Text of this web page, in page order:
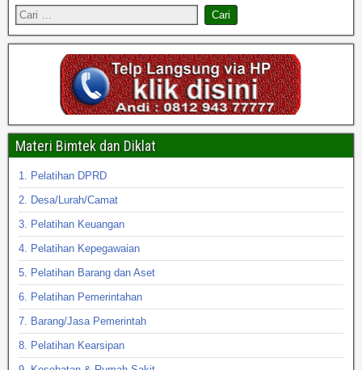
Materi Bimtek dan Diklat
1. Pelatihan DPRD
2. Desa/Lurah/Camat
3. Pelatihan Keuangan
4. Pelatihan Kepegawaian
5. Pelatihan Barang dan Aset
6. Pelatihan Pemerintahan
7. Barang/Jasa Pemerintah
8. Pelatihan Kearsipan